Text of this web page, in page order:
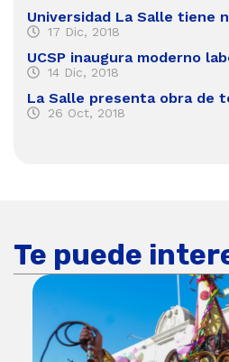
Universidad La Salle tiene
17 Dic, 2018
UCSP inaugura moderno
14 Dic, 2018
La Salle presenta obra de
26 Oct, 2018
Te puede